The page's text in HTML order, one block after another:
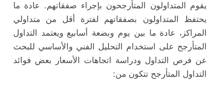
يقوم المتداولون المتأرجحون بإجراء صفقاتهم. عادة ما
يحتفظ المتداولون بصفقاتهم لفترة أقل من متداولي
المراكز، عادة ما بين يوم وبضعة أسابيع ويعتمد التداول
المتأرجح على استخدام التحليل الفني والأساسي للبحث
عن فرص التداول ودراسة اتجاهات الأسعار بعض فوائد
التداول المتأرجح تتكون من: